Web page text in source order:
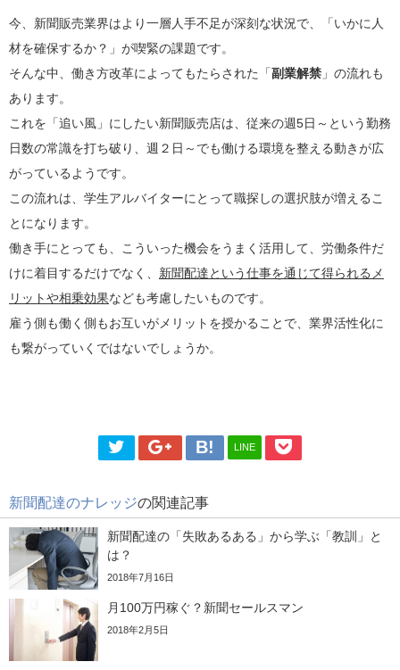
今、新聞販売業界はより一層人手不足が深刻な状況で、「いかに人
材を確保するか？」が喫緊の課題です。
そんな中、働き方改革によってもたらされた「 副業解禁 」の流れも
あります。
これを「追い風」にしたい新聞販売店は、従来の週5日～という勤務
日数の常識を打ち破り、週２日～でも働ける環境を整える動きが広
がっているようです。
この流れは、学生アルバイターにとって職探しの選択肢が増えるこ
とになります。
働き手にとっても、こういった機会をうまく活用して、労働条件だ
けに着目するだけでなく、 新聞配達という仕事を通じて得られるメ
リットや相乗効果なども考慮したいものです。
雇う側も働く側もお互いがメリットを授かることで、業界活性化に
も繋がっていくではないでしょうか。
LINE
新聞配達のナレッジの関連記事
新聞配達の「失敗あるある」から学ぶ「教訓」と
は？
2018年7月16日
月100万円稼ぐ？新聞セールスマン
2018年2月5日